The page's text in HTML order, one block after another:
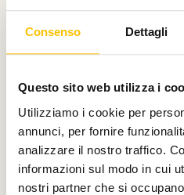
Consenso Dettagli
Questo sito web utilizza i
Utilizziamo i cookie per
annunci, per fornire
analizzare il nostro traffico.
informazioni sul modo in cui
nostri partner che si
Con il contributo di
Charity partner